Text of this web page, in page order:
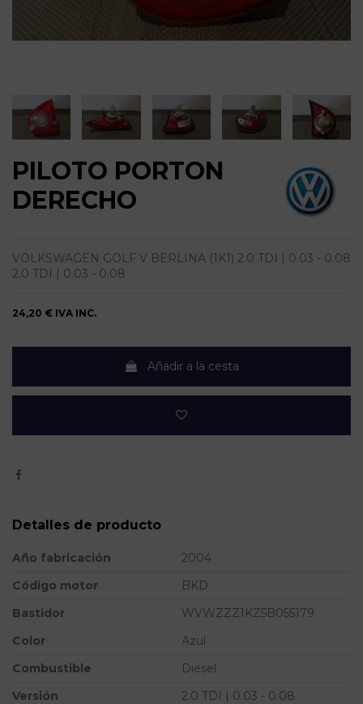
PILOTO PORTON
DERECHO
VOLKSWAGEN GOLF V BERLINA (1K1) 2.0 TDI | 0.03 - 0.08
2.0 TDI | 0.03 - 0.08
24,20 € IVA INC.
Añadir a la cesta
Detalles de producto
Año fabricación
2004
Código motor
BKD
Bastidor
WVWZZZ1KZ5B055179
Color
Azul
Combustible
Diesel
Versión
2.0 TDI | 0.03 - 0.08